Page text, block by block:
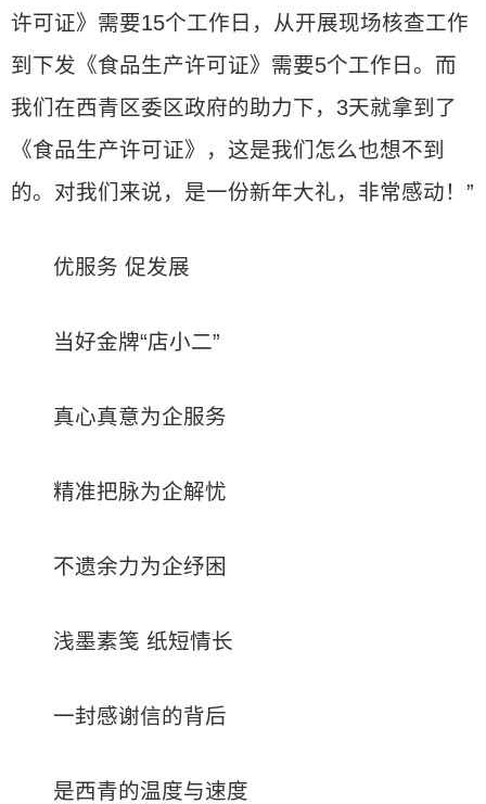
许可证》需要15个工作日，从开展现场核查工作
到下发《食品生产许可证》需要5个工作日。而
我们在西青区委区政府的助力下，3天就拿到了
《食品生产许可证》，这是我们怎么也想不到
的。对我们来说，是一份新年大礼，非常感动！”
优服务 促发展
当好金牌“店小二”
真心真意为企服务
精准把脉为企解忧
不遗余力为企纾困
浅墨素笺 纸短情长
一封感谢信的背后
是西青的温度与速度